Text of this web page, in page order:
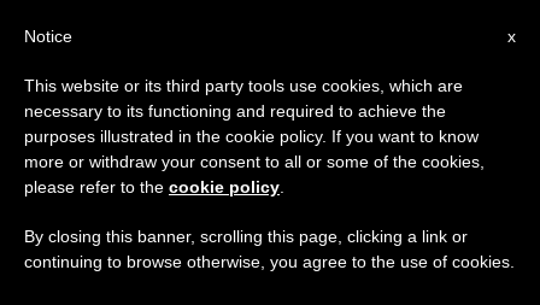
تربية,تعليم
x
Notice
This website or its third party tools use cookies, which are
necessary to its functioning and required to achieve the
purposes illustrated in the cookie policy. If you want to know
more or withdraw your consent to all or some of the cookies,
please refer to the cookie policy
By closing this banner, scrolling this page, clicking a link or
continuing to browse otherwise, you agree to the use of cookies.